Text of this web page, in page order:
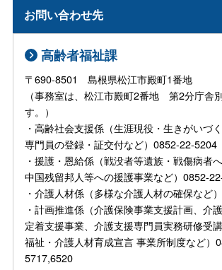
お問い合わせ先
高齢者福祉課
〒690-8501 島根県松江市殿町1番地
（事務室は、松江市殿町2番地 第2分庁舎
す。）
・高齢社会支援係（生涯現役・生きがいづ
専門員の登録・証交付など）0852-22-5204
・援護・恩給係（戦没者等遺族・戦傷病者へ
中国残留邦人等への援護事業など）0852-
・介護人材係（多様な介護人材の確保など
・計画推進係（介護保険事業支援計画、介
定着支援事業、介護支援専門員実務研修受
福祉・介護人材育成宣言 事業所制度など）
5717,6520